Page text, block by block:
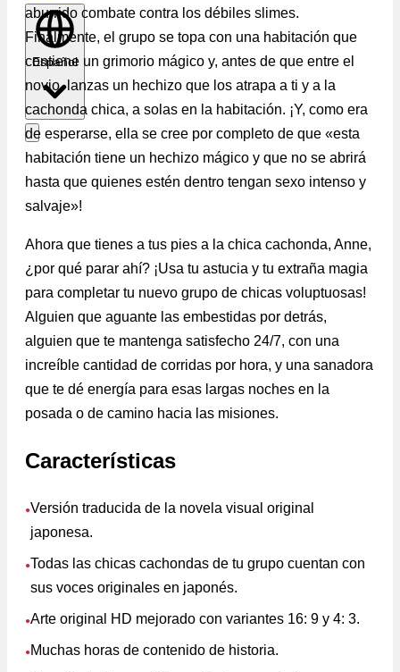
Español
aburrido combate contra los débiles slimes.
Finalmente, el grupo se topa con una habitación que
contiene un grimorio mágico y, antes de que entre el
novio, lanzas un hechizo que los atrapa a ti y a la
cachonda chica, a solas en la habitación. ¡Y, como era
de esperarse, ella se cree por completo de que «esta
habitación tiene un hechizo mágico y que no se abrirá
hasta que quienes estén dentro tengan sexo intenso y
salvaje»!
Ahora que tienes a tus pies a la chica cachonda, Anne,
¿por qué parar ahí? ¡Usa tu astucia y tu extraña magia
para completar tu nuevo grupo de chicas voluptuosas!
Alguien que aguante las embestidas por detrás,
alguien que te mantenga satisfecho 24/7, con una
increíble cantidad de corridas por hora, y una sanadora
que te dé energía para esas largas noches en la
posada o de camino hacia las misiones.
Características
●Versión traducida de la novela visual original
japonesa.
●Todas las chicas cachondas de tu grupo cuentan con
sus voces originales en japonés.
●Arte original HD mejorado con variantes 16: 9 y 4: 3.
● Muchas horas de contenido de historia.